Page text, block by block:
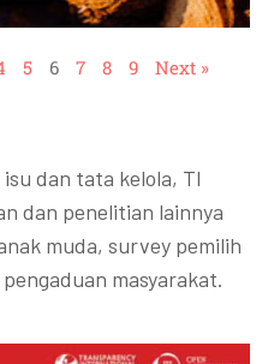
5 6 7 8 9 Next »
dan tata kelola, TI
dan penelitian lainnya
muda, survey pemilih
masyarakat.